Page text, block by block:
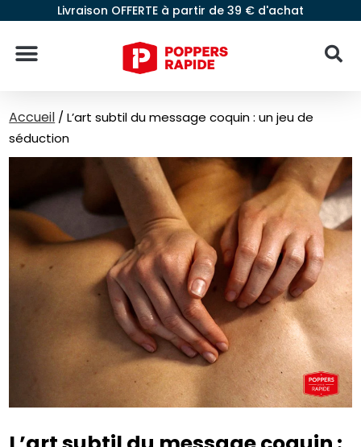
Livraison OFFERTE à partir de 39 € d'achat
Accueil /L’art subtil du message coquin : un jeu de
séduction